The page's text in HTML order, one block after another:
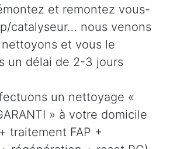
et remontez vous-
catalyseur… nous venons
et vous le
un délai de 2-3 jours
un nettoyage «
» à votre domicile
traitement FAP +